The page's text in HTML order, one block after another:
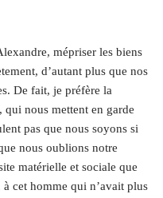
mépriser les biens
d’autant plus que nos
De fait, je préfère la
qui nous mettent en garde
pas que nous soyons si
nous oublions notre
matérielle et sociale que
cet homme qui n’avait plus